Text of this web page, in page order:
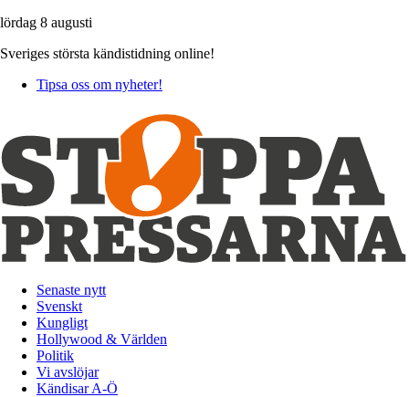
lördag 8 augusti
Sveriges största kändistidning online!
Tipsa oss om nyheter!
Senaste nytt
Svenskt
Kungligt
Hollywood & Världen
Politik
Vi avslöjar
Kändisar A-Ö